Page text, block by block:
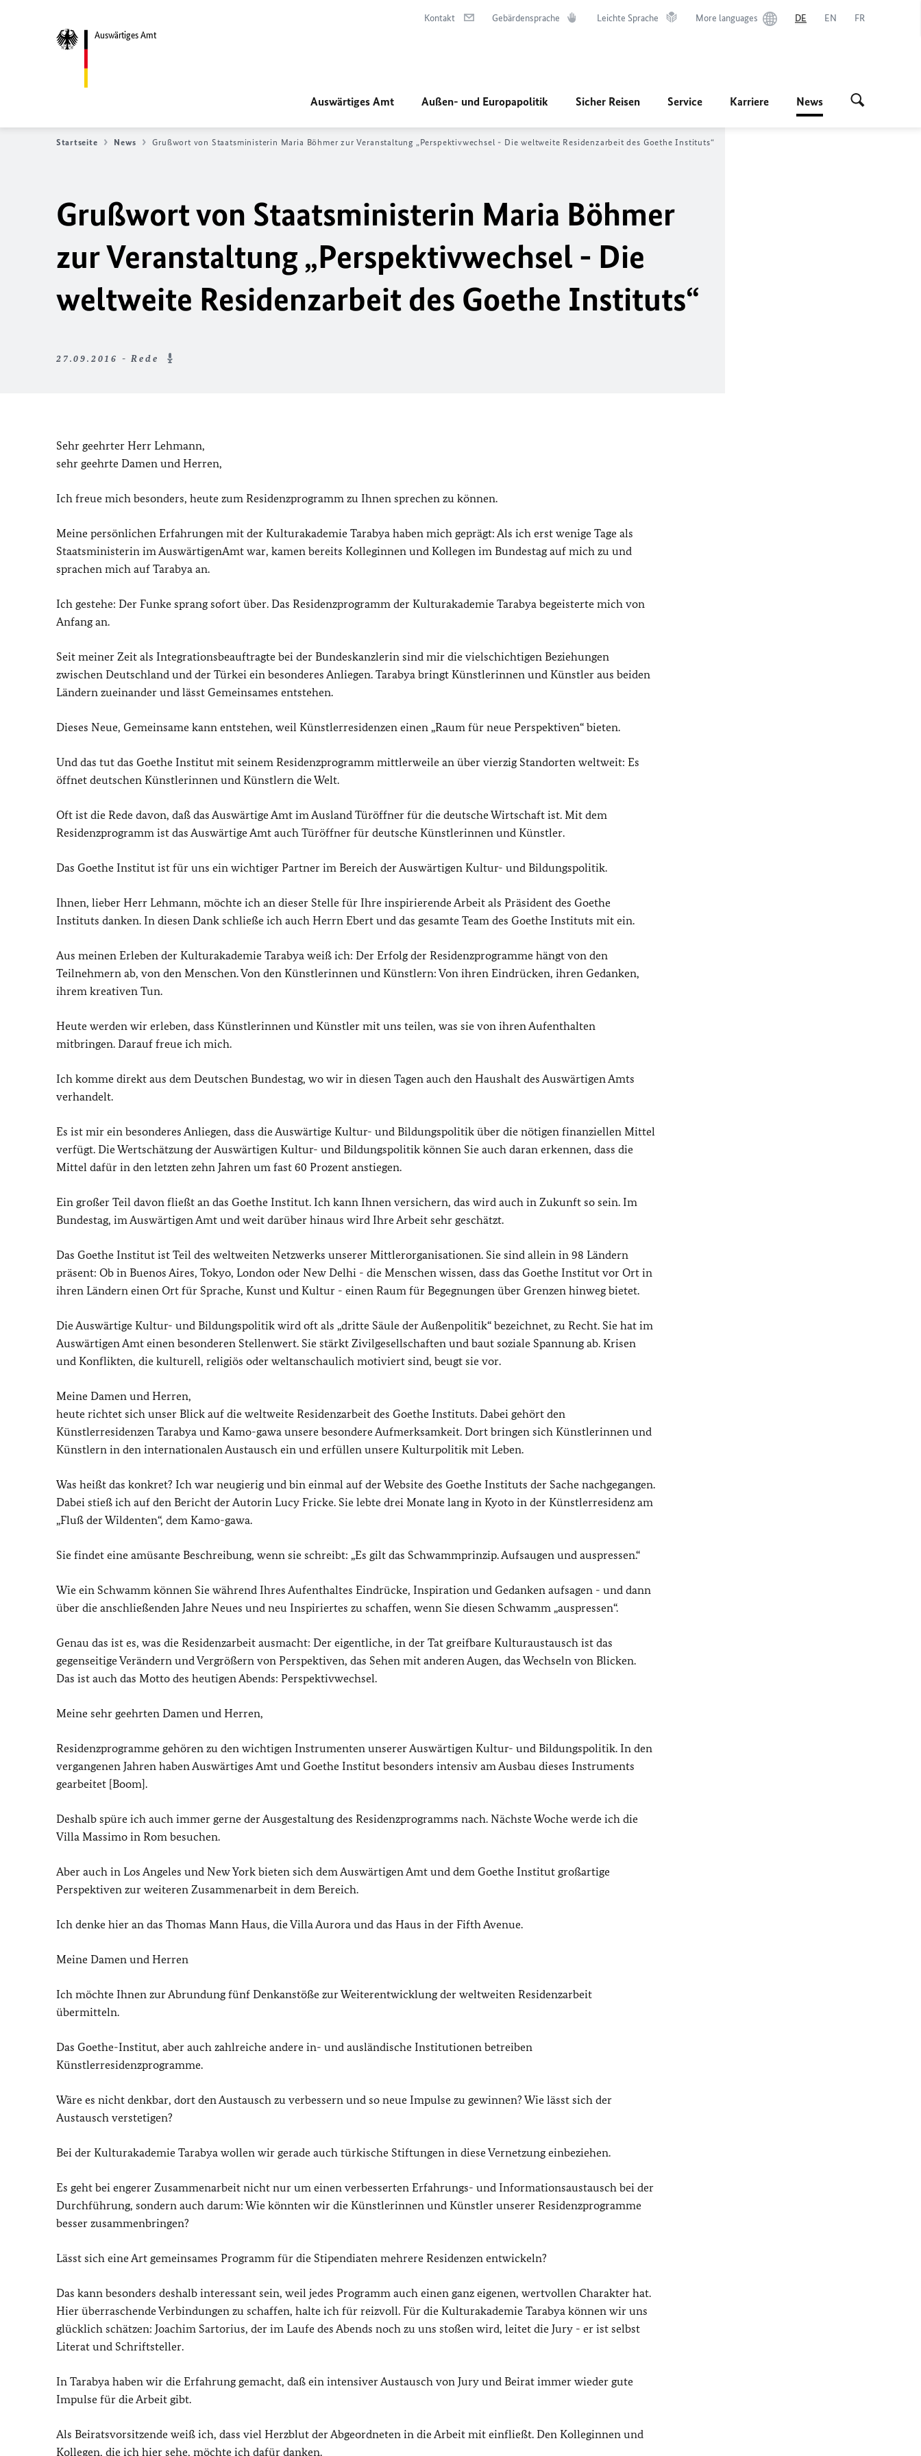
Auswärtiges Amt
Kontakt Gebärdensprache Leichte Sprache More languages DE EN FR
Auswärtiges Amt Außen- und Europapolitik Sicher Reisen Service Karriere News
Startseite News Grußwort von Staatsministerin Maria Böhmer zur Veranstaltung „Perspektivwechsel - Die weltweite Residenzarbeit des Goethe Instituts“
Grußwort von Staatsministerin Maria Böhmer
zur Veranstaltung „Perspektivwechsel - Die
weltweite Residenzarbeit des Goethe Instituts“
27.09.2016 - Rede
Sehr geehrter Herr Lehmann,
sehr geehrte Damen und Herren,
Ich freue mich besonders, heute zum Residenzprogramm zu Ihnen sprechen zu können.
Meine persönlichen Erfahrungen mit der Kulturakademie Tarabya haben mich geprägt: Als ich erst wenige Tage als
Staatsministerin im AuswärtigenAmt war, kamen bereits Kolleginnen und Kollegen im Bundestag auf mich zu und
sprachen mich auf Tarabya an.
Ich gestehe: Der Funke sprang sofort über. Das Residenzprogramm der Kulturakademie Tarabya begeisterte mich von
Anfang an.
Seit meiner Zeit als Integrationsbeauftragte bei der Bundeskanzlerin sind mir die vielschichtigen Beziehungen
zwischen Deutschland und der Türkei ein besonderes Anliegen. Tarabya bringt Künstlerinnen und Künstler aus beiden
Ländern zueinander und lässt Gemeinsames entstehen.
Dieses Neue, Gemeinsame kann entstehen, weil Künstlerresidenzen einen „Raum für neue Perspektiven“ bieten.
Und das tut das Goethe Institut mit seinem Residenzprogramm mittlerweile an über vierzig Standorten weltweit: Es
öffnet deutschen Künstlerinnen und Künstlern die Welt.
Oft ist die Rede davon, daß das Auswärtige Amt im Ausland Türöffner für die deutsche Wirtschaft ist. Mit dem
Residenzprogramm ist das Auswärtige Amt auch Türöffner für deutsche Künstlerinnen und Künstler.
Das Goethe Institut ist für uns ein wichtiger Partner im Bereich der Auswärtigen Kultur- und Bildungspolitik.
Ihnen, lieber Herr Lehmann, möchte ich an dieser Stelle für Ihre inspirierende Arbeit als Präsident des Goethe
Instituts danken. In diesen Dank schließe ich auch Herrn Ebert und das gesamte Team des Goethe Instituts mit ein.
Aus meinen Erleben der Kulturakademie Tarabya weiß ich: Der Erfolg der Residenzprogramme hängt von den
Teilnehmern ab, von den Menschen. Von den Künstlerinnen und Künstlern: Von ihren Eindrücken, ihren Gedanken,
ihrem kreativen Tun.
Heute werden wir erleben, dass Künstlerinnen und Künstler mit uns teilen, was sie von ihren Aufenthalten
mitbringen. Darauf freue ich mich.
Ich komme direkt aus dem Deutschen Bundestag, wo wir in diesen Tagen auch den Haushalt des Auswärtigen Amts
verhandelt.
Es ist mir ein besonderes Anliegen, dass die Auswärtige Kultur- und Bildungspolitik über die nötigen finanziellen Mittel
verfügt. Die Wertschätzung der Auswärtigen Kultur- und Bildungspolitik können Sie auch daran erkennen, dass die
Mittel dafür in den letzten zehn Jahren um fast 60 Prozent anstiegen.
Ein großer Teil davon fließt an das Goethe Institut. Ich kann Ihnen versichern, das wird auch in Zukunft so sein. Im
Bundestag, im Auswärtigen Amt und weit darüber hinaus wird Ihre Arbeit sehr geschätzt.
Das Goethe Institut ist Teil des weltweiten Netzwerks unserer Mittlerorganisationen. Sie sind allein in 98 Ländern
präsent: Ob in Buenos Aires, Tokyo, London oder New Delhi - die Menschen wissen, dass das Goethe Institut vor Ort in
ihren Ländern einen Ort für Sprache, Kunst und Kultur - einen Raum für Begegnungen über Grenzen hinweg bietet.
Die Auswärtige Kultur- und Bildungspolitik wird oft als „dritte Säule der Außenpolitik“ bezeichnet, zu Recht. Sie hat im
Auswärtigen Amt einen besonderen Stellenwert. Sie stärkt Zivilgesellschaften und baut soziale Spannung ab. Krisen
und Konflikten, die kulturell, religiös oder weltanschaulich motiviert sind, beugt sie vor.
Meine Damen und Herren,
heute richtet sich unser Blick auf die weltweite Residenzarbeit des Goethe Instituts. Dabei gehört den
Künstlerresidenzen Tarabya und Kamo-gawa unsere besondere Aufmerksamkeit. Dort bringen sich Künstlerinnen und
Künstlern in den internationalen Austausch ein und erfüllen unsere Kulturpolitik mit Leben.
Was heißt das konkret? Ich war neugierig und bin einmal auf der Website des Goethe Instituts der Sache nachgegangen.
Dabei stieß ich auf den Bericht der Autorin Lucy Fricke. Sie lebte drei Monate lang in Kyoto in der Künstlerresidenz am
„Fluß der Wildenten“, dem Kamo-gawa.
Sie findet eine amüsante Beschreibung, wenn sie schreibt: „Es gilt das Schwammprinzip. Aufsaugen und auspressen.“
Wie ein Schwamm können Sie während Ihres Aufenthaltes Eindrücke, Inspiration und Gedanken aufsagen - und dann
über die anschließenden Jahre Neues und neu Inspiriertes zu schaffen, wenn Sie diesen Schwamm „auspressen“.
Genau das ist es, was die Residenzarbeit ausmacht: Der eigentliche, in der Tat greifbare Kulturaustausch ist das
gegenseitige Verändern und Vergrößern von Perspektiven, das Sehen mit anderen Augen, das Wechseln von Blicken.
Das ist auch das Motto des heutigen Abends: Perspektivwechsel.
Meine sehr geehrten Damen und Herren,
Residenzprogramme gehören zu den wichtigen Instrumenten unserer Auswärtigen Kultur- und Bildungspolitik. In den
vergangenen Jahren haben Auswärtiges Amt und Goethe Institut besonders intensiv am Ausbau dieses Instruments
gearbeitet [Boom].
Deshalb spüre ich auch immer gerne der Ausgestaltung des Residenzprogramms nach. Nächste Woche werde ich die
Villa Massimo in Rom besuchen.
Aber auch in Los Angeles und New York bieten sich dem Auswärtigen Amt und dem Goethe Institut großartige
Perspektiven zur weiteren Zusammenarbeit in dem Bereich.
Ich denke hier an das Thomas Mann Haus, die Villa Aurora und das Haus in der Fifth Avenue.
Meine Damen und Herren
Ich möchte Ihnen zur Abrundung fünf Denkanstöße zur Weiterentwicklung der weltweiten Residenzarbeit
übermitteln.
Das Goethe-Institut, aber auch zahlreiche andere in- und ausländische Institutionen betreiben
Künstlerresidenzprogramme.
Wäre es nicht denkbar, dort den Austausch zu verbessern und so neue Impulse zu gewinnen? Wie lässt sich der
Austausch verstetigen?
Bei der Kulturakademie Tarabya wollen wir gerade auch türkische Stiftungen in diese Vernetzung einbeziehen.
Es geht bei engerer Zusammenarbeit nicht nur um einen verbesserten Erfahrungs- und Informationsaustausch bei der
Durchführung, sondern auch darum: Wie könnten wir die Künstlerinnen und Künstler unserer Residenzprogramme
besser zusammenbringen?
Lässt sich eine Art gemeinsames Programm für die Stipendiaten mehrere Residenzen entwickeln?
Das kann besonders deshalb interessant sein, weil jedes Programm auch einen ganz eigenen, wertvollen Charakter hat.
Hier überraschende Verbindungen zu schaffen, halte ich für reizvoll. Für die Kulturakademie Tarabya können wir uns
glücklich schätzen: Joachim Sartorius, der im Laufe des Abends noch zu uns stoßen wird, leitet die Jury - er ist selbst
Literat und Schriftsteller.
In Tarabya haben wir die Erfahrung gemacht, daß ein intensiver Austausch von Jury und Beirat immer wieder gute
Impulse für die Arbeit gibt.
Als Beiratsvorsitzende weiß ich, dass viel Herzblut der Abgeordneten in die Arbeit mit einfließt. Den Kolleginnen und
Kollegen, die ich hier sehe, möchte ich dafür danken.